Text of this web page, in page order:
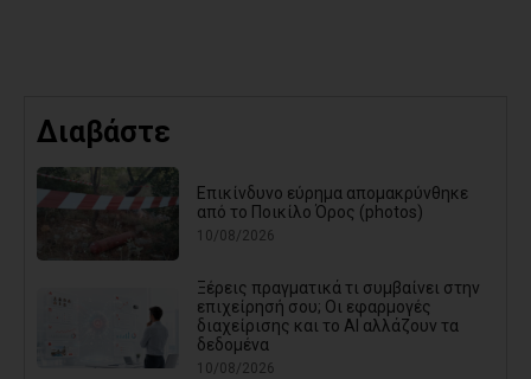
Διαβάστε
Επικίνδυνο εύρημα απομακρύνθηκε
από το Ποικίλο Όρος (photos)
10/08/2026
Ξέρεις πραγματικά τι συμβαίνει στην
επιχείρησή σου; Οι εφαρμογές
διαχείρισης και το AI αλλάζουν τα
δεδομένα
10/08/2026